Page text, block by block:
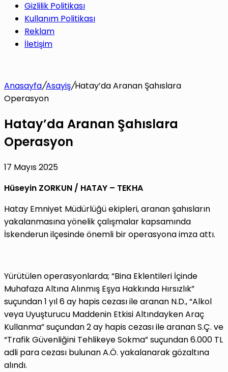
Gizlilik Politikası
Kullanım Politikası
Reklam
İletişim
Anasayfa/Asayiş/Hatay’da Aranan Şahıslara
Operasyon
Hatay’da Aranan Şahıslara
Operasyon
17 Mayıs 2025
Hüseyin ZORKUN / HATAY – TEKHA
Hatay Emniyet Müdürlüğü ekipleri, aranan şahısların
yakalanmasına yönelik çalışmalar kapsamında
İskenderun ilçesinde önemli bir operasyona imza attı.
Yürütülen operasyonlarda; “Bina Eklentileri İçinde
Muhafaza Altına Alınmış Eşya Hakkında Hırsızlık”
suçundan 1 yıl 6 ay hapis cezası ile aranan N.D., “Alkol
veya Uyuşturucu Maddenin Etkisi Altındayken Araç
Kullanma” suçundan 2 ay hapis cezası ile aranan S.Ç. ve
“Trafik Güvenliğini Tehlikeye Sokma” suçundan 6.000 TL
adli para cezası bulunan A.Ö. yakalanarak gözaltına
alındı.